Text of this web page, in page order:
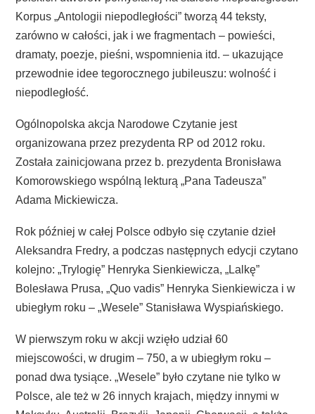
Korpus „Antologii niepodległości” tworzą 44 teksty,
zarówno w całości, jak i we fragmentach – powieści,
dramaty, poezje, pieśni, wspomnienia itd. – ukazujące
przewodnie idee tegorocznego jubileuszu: wolność i
niepodległość.
Ogólnopolska akcja Narodowe Czytanie jest
organizowana przez prezydenta RP od 2012 roku.
Została zainicjowana przez b. prezydenta Bronisława
Komorowskiego wspólną lekturą „Pana Tadeusza”
Adama Mickiewicza.
Rok później w całej Polsce odbyło się czytanie dzieł
Aleksandra Fredry, a podczas następnych edycji czytano
kolejno: „Trylogię” Henryka Sienkiewicza, „Lalkę”
Bolesława Prusa, „Quo vadis” Henryka Sienkiewicza i w
ubiegłym roku – „Wesele” Stanisława Wyspiańskiego.
W pierwszym roku w akcji wzięło udział 60
miejscowości, w drugim – 750, a w ubiegłym roku –
ponad dwa tysiące. „Wesele” było czytane nie tylko w
Polsce, ale też w 26 innych krajach, między innymi w